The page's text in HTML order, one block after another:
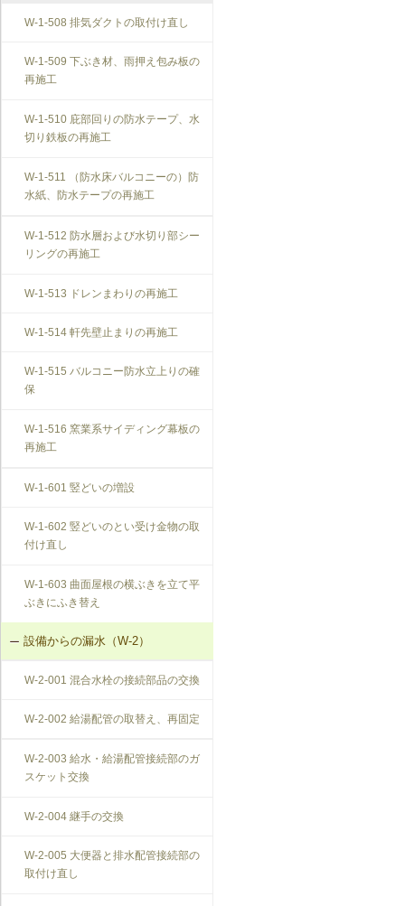
W-1-508 排気ダクトの取付け直し
W-1-509 下ぶき材、雨押え包み板の
再施工
W-1-510 庇部回りの防水テープ、水
切り鉄板の再施工
W-1-511 （防水床バルコニーの）防
水紙、防水テープの再施工
W-1-512 防水層および水切り部シー
リングの再施工
W-1-513 ドレンまわりの再施工
W-1-514 軒先壁止まりの再施工
W-1-515 バルコニー防水立上りの確
保
W-1-516 窯業系サイディング幕板の
再施工
W-1-601 竪どいの増設
W-1-602 竪どいのとい受け金物の取
付け直し
W-1-603 曲面屋根の横ぶきを立て平
ぶきにふき替え
設備からの漏水（W-2）
W-2-001 混合水栓の接続部品の交換
W-2-002 給湯配管の取替え、再固定
W-2-003 給水・給湯配管接続部のガ
スケット交換
W-2-004 継手の交換
W-2-005 大便器と排水配管接続部の
取付け直し